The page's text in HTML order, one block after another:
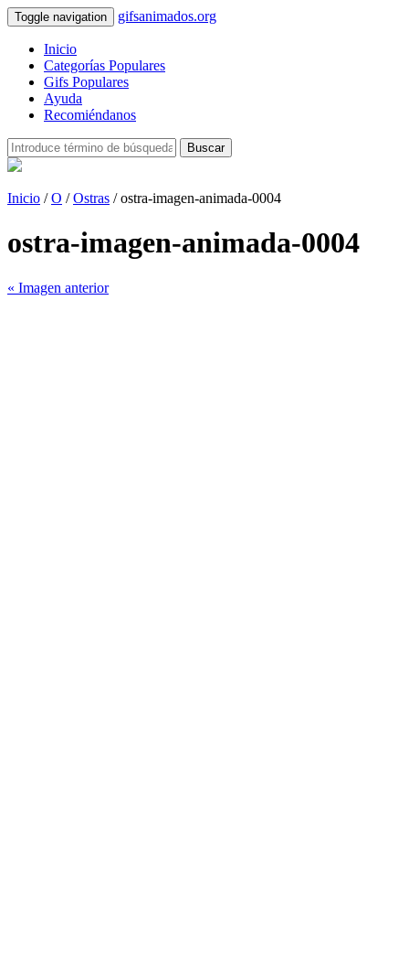
Toggle navigation gifsanimados.org
Inicio
Categorías Populares
Gifs Populares
Ayuda
Recomiéndanos
Buscar
Inicio /O /Ostras / ostra-imagen-animada-0004
ostra-imagen-animada-0004
« Imagen anterior